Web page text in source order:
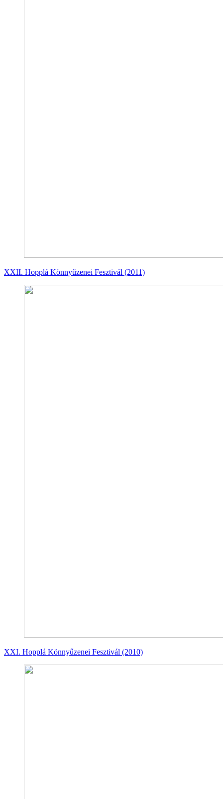
XXII. Hopplá Könnyűzenei Fesztivál (2011)
XXI. Hopplá Könnyűzenei Fesztivál (2010)